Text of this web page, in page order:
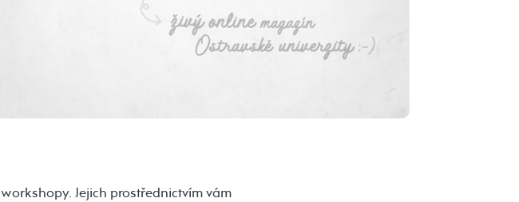
Jejich prostřednictvím vám